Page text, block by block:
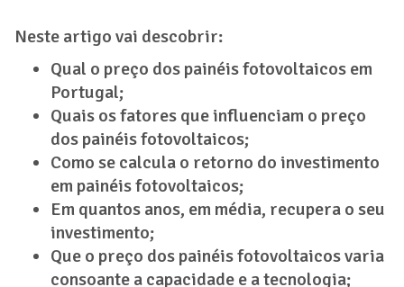
Neste artigo vai descobrir:
Qual o preço dos painéis fotovoltaicos em
Portugal;
Quais os fatores que influenciam o preço
dos painéis fotovoltaicos;
Como se calcula o retorno do investimento
em painéis fotovoltaicos;
Em quantos anos, em média, recupera o seu
investimento;
Que o preço dos painéis fotovoltaicos varia
consoante a capacidade e a tecnologia;